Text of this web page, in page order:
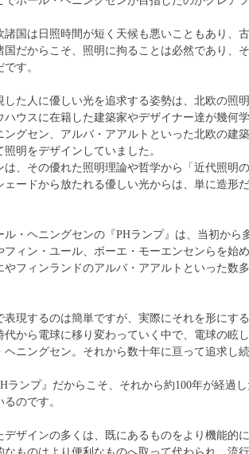
国は日照時間が短く天候も悪いこともあり、
だからこそ、照明に拘ることは必然であり、
す。
た人に優しい光を追求する姿勢は、北欧の照
ウスに在籍した建築家やデザイナー達が幾何
グセン、アルバ・アアルトといった北欧の建
明をデザインしていました。
、その優れた照明理論や哲学から「近代照明
ードから放たれる優しい光からは、単に造形
・ヘニングセンの『PHランプ』は、当初から
ィン・ユール、ボーエ・モーエンセンらを始
やフィンランドのアルバ・アアルトといった数
現するのは簡単ですが、実際にそれを形にす
から電球に移り変わっていく中で、電球の眩
ニングセン。それから数十年に亘って追求し
ンプ』だからこそ、それから約100年が経過
のです。
ザインの多くは、既にあるものをより機能的